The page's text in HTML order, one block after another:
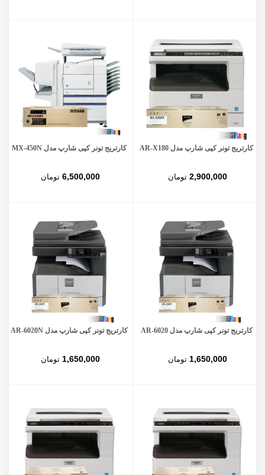
کارتریج تونر کپی شارپ مدل AR-X180
2,900,000 تومان
کارتریج تونر کپی شارپ مدل MX-450N
6,500,000 تومان
کارتریج تونر کپی شارپ مدل AR-6020
1,650,000 تومان
کارتریج تونر کپی شارپ مدل AR-6020N
1,650,000 تومان